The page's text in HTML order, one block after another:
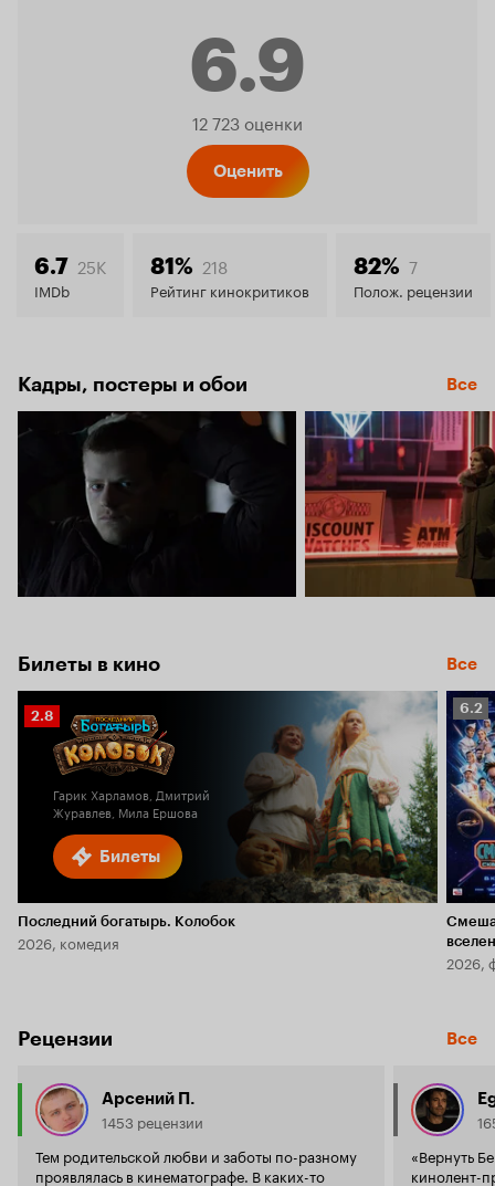
6.9
Рейтинг
6.9
12 723 оценки
Оценить
6.7 25K
IMDb
81% 218
Рейтинг кинокритиков
82% 7
Полож. рецензии
Кадры, постеры и обои Все
Билеты в кино Все
Билеты
Рейтинг
Кинопоиска
2.8
Гарик Харламов, Дмитрий
Журавлев, Мила Ершова
Последний богатырь. Колобок
2026, комедия
6.2
6.2
2026,
Рецензии Все
Арсений П.
1453 рецензии
Тем родительской любви и заботы по-разному
проявлялась в кинематографе. В каких-то
«Вернуть
кинолент-